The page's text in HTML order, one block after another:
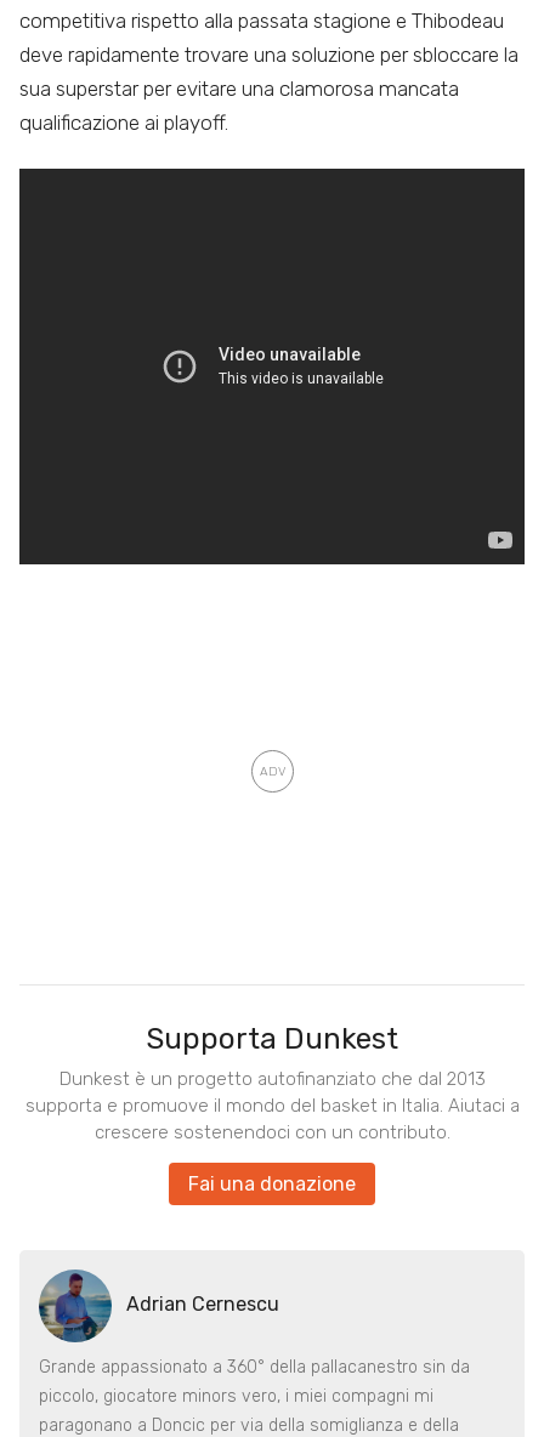
competitiva rispetto alla passata stagione e Thibodeau
deve rapidamente trovare una soluzione per sbloccare la
sua superstar per evitare una clamorosa mancata
qualificazione ai playoff.
Supporta Dunkest
Dunkest è un progetto autofinanziato che dal 2013
supporta e promuove il mondo del basket in Italia. Aiutaci a
crescere sostenendoci con un contributo.
Fai una donazione
Adrian Cernescu
Grande appassionato a 360° della pallacanestro sin da
piccolo, giocatore minors vero, i miei compagni mi
paragonano a Doncic per via della somiglianza e della